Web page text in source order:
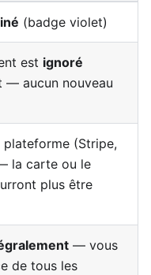
(badge violet)
est ignoré
— aucun nouveau
plateforme (Stripe,
la carte ou le
plus être
— vous
de tous les